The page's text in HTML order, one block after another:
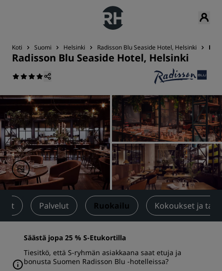
Koti Suomi Helsinki Radisson Blu Seaside Hotel, Helsinki
Radisson Blu Seaside Hotel, Helsinki
Palvelut Ruokailu Kokoukset ja
Säästä jopa 25 % S-Etukortilla
Tiesitkö, että S-ryhmän asiakkaana saat etuja ja
bonusta Suomen Radisson Blu -hotelleissa?